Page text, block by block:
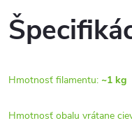
Hmotnosť filamentu: ~1 kg
Hmotnosť obalu vrátane